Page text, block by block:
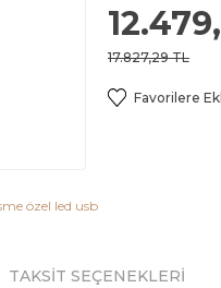
17.827,29 TL
TAKSİT SEÇENEKLERİ